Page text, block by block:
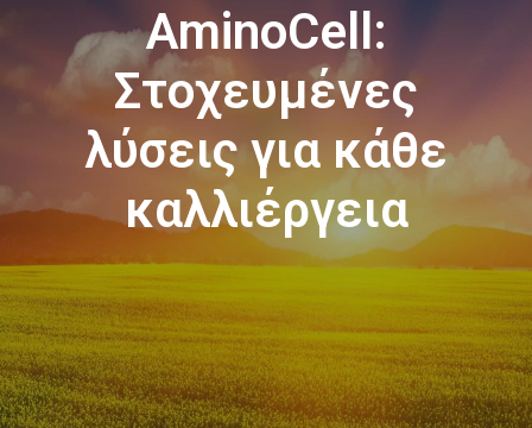
AminoCell:
Στοχευμένες
λύσεις για κάθε
καλλιέργεια